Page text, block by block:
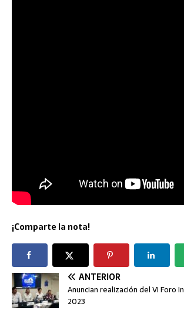
¡Comparte la nota!
ANTERIOR
Anuncian realización del VI Foro
2023